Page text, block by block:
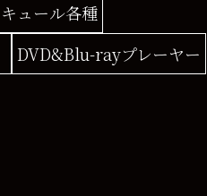
ュール各種
DVD&Blu-rayプレーヤー